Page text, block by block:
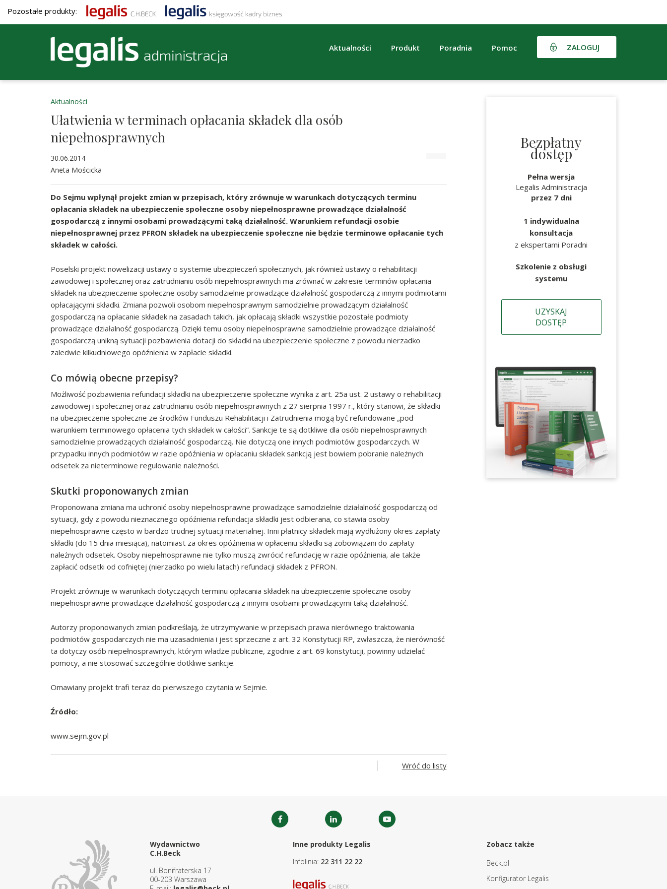
Pozostałe produkty:
Aktualności Produkt Poradnia Pomoc ZALOGUJ
Aktualności
Ułatwienia w terminach opłacania składek dla osób
niepełnosprawnych
30.06.2014
Aneta Mościcka
Do Sejmu wpłynął projekt zmian w przepisach, który zrównuje w warunkach dotyczących terminu
opłacania składek na ubezpieczenie społeczne osoby niepełnosprawne prowadzące działalność
gospodarczą z innymi osobami prowadzącymi taką działalność. Warunkiem refundacji osobie
niepełnosprawnej przez PFRON składek na ubezpieczenie społeczne nie będzie terminowe opłacanie tych
składek w całości.
Poselski projekt nowelizacji ustawy o systemie ubezpieczeń społecznych, jak również ustawy o rehabilitacji
zawodowej i społecznej oraz zatrudnianiu osób niepełnosprawnych ma zrównać w zakresie terminów opłacania
składek na ubezpieczenie społeczne osoby samodzielnie prowadzące działalność gospodarczą z innymi podmiotami
opłacającymi składki. Zmiana pozwoli osobom niepełnosprawnym samodzielnie prowadzącym działalność
gospodarczą na opłacanie składek na zasadach takich, jak opłacają składki wszystkie pozostałe podmioty
prowadzące działalność gospodarczą. Dzięki temu osoby niepełnosprawne samodzielnie prowadzące działalność
gospodarczą unikną sytuacji pozbawienia dotacji do składki na ubezpieczenie społeczne z powodu nierzadko
zaledwie kilkudniowego opóźnienia w zapłacie składki.
Co mówią obecne przepisy?
Możliwość pozbawienia refundacji składki na ubezpieczenie społeczne wynika z art. 25a ust. 2 ustawy o rehabilitacji
zawodowej i społecznej oraz zatrudnianiu osób niepełnosprawnych z 27 sierpnia 1997 r., który stanowi, że składki
na ubezpieczenie społeczne ze środków Funduszu Rehabilitacji i Zatrudnienia mogą być refundowane „pod
warunkiem terminowego opłacenia tych składek w całości”. Sankcje te są dotkliwe dla osób niepełnosprawnych
samodzielnie prowadzących działalność gospodarczą. Nie dotyczą one innych podmiotów gospodarczych. W
przypadku innych podmiotów w razie opóźnienia w opłacaniu składek sankcją jest bowiem pobranie należnych
odsetek za nieterminowe regulowanie należności.
Skutki proponowanych zmian
Proponowana zmiana ma uchronić osoby niepełnosprawne prowadzące samodzielnie działalność gospodarczą od
sytuacji, gdy z powodu nieznacznego opóźnienia refundacja składki jest odbierana, co stawia osoby
niepełnosprawne często w bardzo trudnej sytuacji materialnej. Inni płatnicy składek mają wydłużony okres zapłaty
składki (do 15 dnia miesiąca), natomiast za okres opóźnienia w opłaceniu składki są zobowiązani do zapłaty
należnych odsetek. Osoby niepełnosprawne nie tylko muszą zwrócić refundację w razie opóźnienia, ale także
zapłacić odsetki od cofniętej (nierzadko po wielu latach) refundacji składek z PFRON.
Projekt zrównuje w warunkach dotyczących terminu opłacania składek na ubezpieczenie społeczne osoby
niepełnosprawne prowadzące działalność gospodarczą z innymi osobami prowadzącymi taką działalność.
Autorzy proponowanych zmian podkreślają, że utrzymywanie w przepisach prawa nierównego traktowania
podmiotów gospodarczych nie ma uzasadnienia i jest sprzeczne z art. 32 Konstytucji RP, zwłaszcza, że nierówność
ta dotyczy osób niepełnosprawnych, którym władze publiczne, zgodnie z art. 69 konstytucji, powinny udzielać
pomocy, a nie stosować szczególnie dotkliwe sankcje.
Omawiany projekt trafi teraz do pierwszego czytania w Sejmie.
Źródło:
www.sejm.gov.pl
Wróć do listy
Bezpłatny
dostęp
Pełna wersja
Legalis Administracja
przez 7 dni
1 indywidualna
konsultacja
z ekspertami Poradni
Szkolenie z obsługi
systemu
UZYSKAJ
DOSTĘP
Wydawnictwo
C.H.Beck
ul. Bonifraterska 17
00-203 Warszawa
Inne produkty Legalis
Infolinia: 22 311 22 22
Zobacz także
Beck.pl
Konfigurator Legalis